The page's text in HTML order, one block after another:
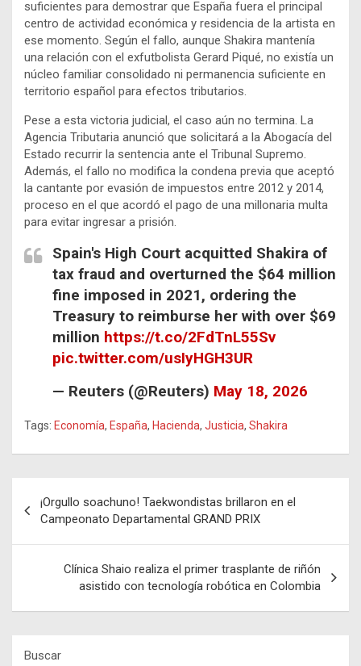
suficientes para demostrar que España fuera el principal
centro de actividad económica y residencia de la artista en
ese momento. Según el fallo, aunque Shakira mantenía
una relación con el exfutbolista Gerard Piqué, no existía un
núcleo familiar consolidado ni permanencia suficiente en
territorio español para efectos tributarios.
Pese a esta victoria judicial, el caso aún no termina. La
Agencia Tributaria anunció que solicitará a la Abogacía del
Estado recurrir la sentencia ante el Tribunal Supremo.
Además, el fallo no modifica la condena previa que aceptó
la cantante por evasión de impuestos entre 2012 y 2014,
proceso en el que acordó el pago de una millonaria multa
para evitar ingresar a prisión.
Spain's High Court acquitted Shakira of
tax fraud and overturned the $64 million
fine imposed in 2021, ordering the
Treasury to reimburse her with over $69
million https://t.co/2FdTnL55Sv
pic.twitter.com/usIyHGH3UR
— Reuters (@Reuters) May 18, 2026
Tags: Economía, España, Hacienda, Justicia, Shakira
de
entradas
¡Orgullo soachuno! Taekwondistas brillaron en el
Campeonato Departamental GRAND PRIX
Clínica Shaio realiza el primer trasplante de riñón
asistido con tecnología robótica en Colombia
Buscar